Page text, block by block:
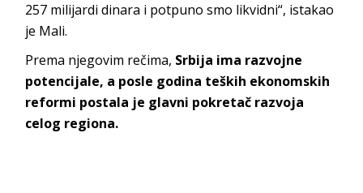
257 milijardi dinara i potpuno smo likvidni“, istakao
je Mali.
Prema njegovim rečima, Srbija ima razvojne
potencijale, a posle godina teških ekonomskih
reformi postala je glavni pokretač razvoja
celog regiona.